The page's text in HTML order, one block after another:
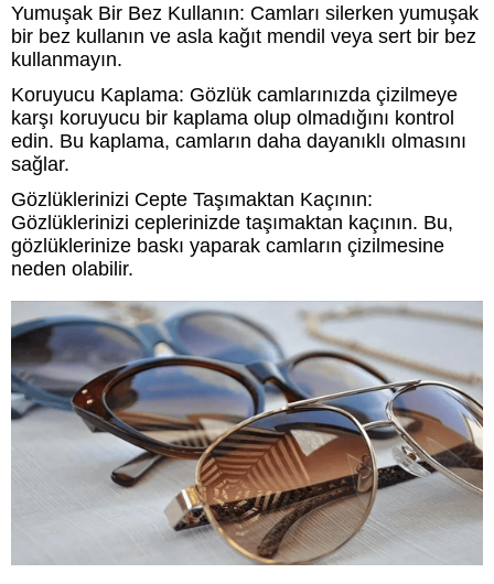
Yumuşak Bir Bez Kullanın: Camları silerken yumuşak
bir bez kullanın ve asla kağıt mendil veya sert bir bez
kullanmayın.
Koruyucu Kaplama: Gözlük camlarınızda çizilmeye
karşı koruyucu bir kaplama olup olmadığını kontrol
edin. Bu kaplama, camların daha dayanıklı olmasını
sağlar.
Gözlüklerinizi Cepte Taşımaktan Kaçının:
Gözlüklerinizi ceplerinizde taşımaktan kaçının. Bu,
gözlüklerinize baskı yaparak camların çizilmesine
neden olabilir.